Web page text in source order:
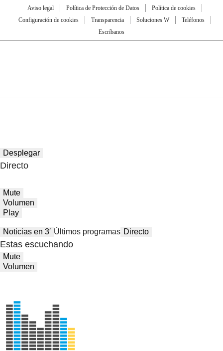
Aviso legal Política de Protección de Datos
Política de cookies
Configuración de cookies
Transparencia Soluciones W
Teléfonos
Escríbanos
Desplegar
Directo
Mute
Volumen
Play
Noticias en 3′ Últimos programas Directo
Estas escuchando
Mute
Volumen